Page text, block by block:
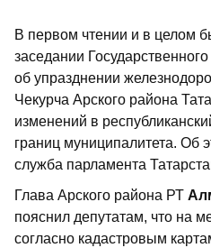
В первом чтении и в целом
заседании
об упразднении
Чекурча Арского района
изменений в
границ муниципалитета. Об
служба парламента
Глава Арского района РТ
пояснил депутатам, что на
согласно кадастровым